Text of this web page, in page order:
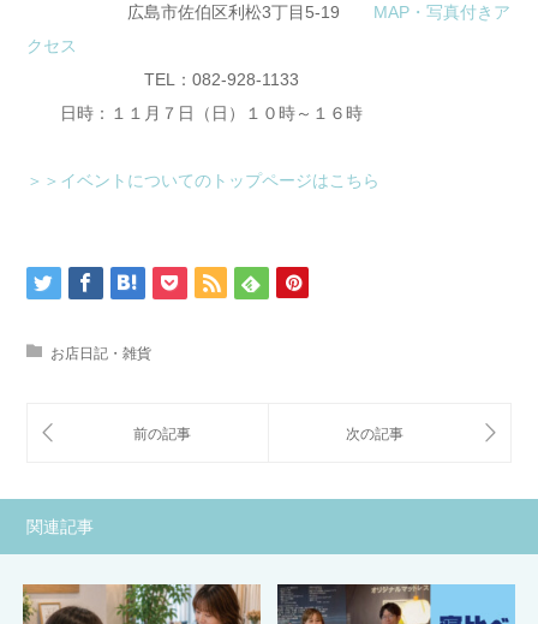
広島市佐伯区利松3丁目5-19
MAP・写真付きア
クセス
TEL：082-928-1133
日時：１１月７日（日）１０時～１６時
＞＞イベントについてのトップページはこちら
お店日記・雑貨
関連記事